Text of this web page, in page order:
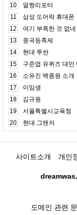
10
얼짱리포터
11
삼성 도어락 휴대폰
12
여기 부족한 것 없네
13
중국등축제
14
현대 투싼
15
구준엽 유퀴즈 대만
16
소유진 백종원 소개
17
이임생
18
김규원
19
서울특별시교육청
20
현대 그랜저
사이트소개 개인
도메인 관련